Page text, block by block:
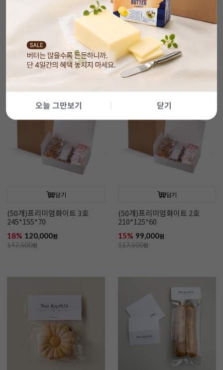
오늘 그만보기 닫기
(50개)쉬폰박스3호/받침포함
16% 99,000
119,000원
담기
(50개)케이크박스2호/받침포함
240*240*120
19% 90,420원
113,000원
담기
(50개)프리미엄화이트 3호
245*155*70
18% 120,000원
147,500원
담기
(50개)프리미엄화이트 2호
210*125*60
15% 99,000원
117,500원